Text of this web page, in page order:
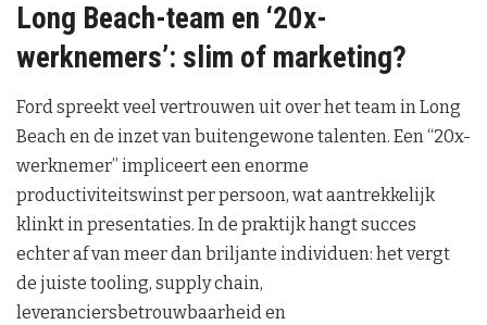
Long Beach-team en ‘20x-
werknemers’: slim of marketing?
Ford spreekt veel vertrouwen uit over het team in Long
Beach en de inzet van buitengewone talenten. Een “20x-
werknemer” impliceert een enorme
productiviteitswinst per persoon, wat aantrekkelijk
klinkt in presentaties. In de praktijk hangt succes
echter af van meer dan briljante individuen: het vergt
de juiste tooling, supply chain,
leveranciersbetrouwbaarheid en